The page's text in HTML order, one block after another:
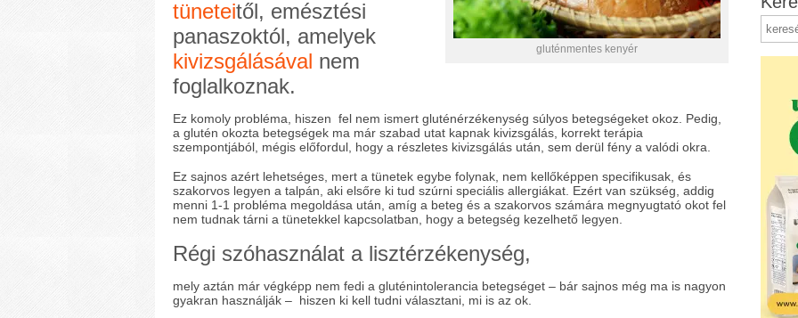
gluténmentes kenyér
tüneteitől, emésztési
panaszoktól, amelyek
kivizsgálásával nem
foglalkoznak.
Ez komoly probléma, hiszen fel nem ismert gluténérzékenység súlyos betegségeket okoz. Pedig,
a glutén okozta betegségek ma már szabad utat kapnak kivizsgálás, korrekt terápia
szempontjából, mégis előfordul, hogy a részletes kivizsgálás után, sem derül fény a valódi okra.
Ez sajnos azért lehetséges, mert a tünetek egybe folynak, nem kellőképpen specifikusak, és
szakorvos legyen a talpán, aki elsőre ki tud szúrni speciális allergiákat. Ezért van szükség, addig
menni 1-1 probléma megoldása után, amíg a beteg és a szakorvos számára megnyugtató okot fel
nem tudnak tárni a tünetekkel kapcsolatban, hogy a betegség kezelhető legyen.
Régi szóhasználat a lisztérzékenység,
mely aztán már végképp nem fedi a gluténintolerancia betegséget – bár sajnos még ma is nagyon
gyakran használják – hiszen ki kell tudni választani, mi is az ok.